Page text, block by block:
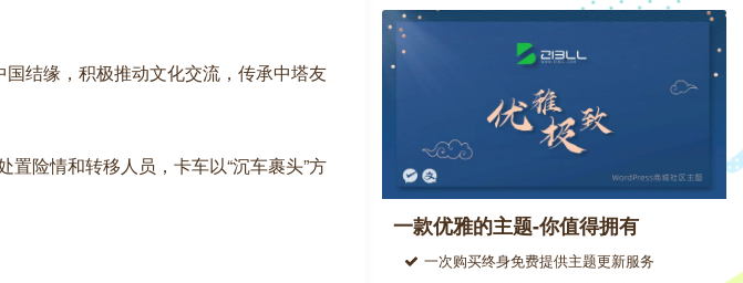
结缘，积极推动文化交流，传承中塔友
险情和转移人员，卡车以“沉车裹头”方
一款优雅的主题-你值得拥有
一次购买终身免费提供主题更新服务